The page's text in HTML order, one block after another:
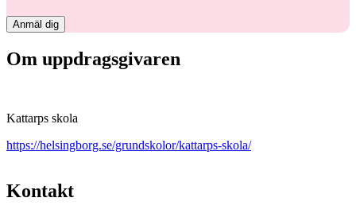
Anmäl dig
Om uppdragsgivaren
Kattarps skola
https://helsingborg.se/grundskolor/kattarps-skola/
Kontakt